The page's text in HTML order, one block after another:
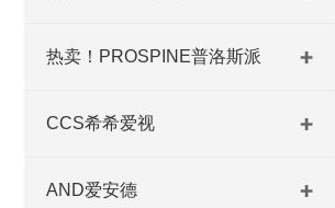
热卖！PROSPINE普洛斯派
CCS希希爱视
AND爱安德